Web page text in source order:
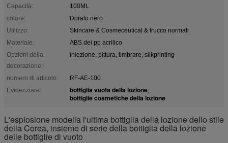
Capacità:
100ML
colore:
Dorato nero
Utilizzo:
Skincare & Cosmeceutical & trucco normali
Materiale:
ABS dei pp acrilico
Opzioni della
decorazione:
iniezione, pittura, timbrare, silkprinting
numero di articolo:
RF-AE-100
Evidenziare:
bottiglia vuota della lozione,
bottiglie cosmetiche della lozione
L'esplosione modella l'ultima bottiglia della lozione dello stile
della Corea, insieme di serie della bottiglia della lozione
delle bottiglie di vuoto